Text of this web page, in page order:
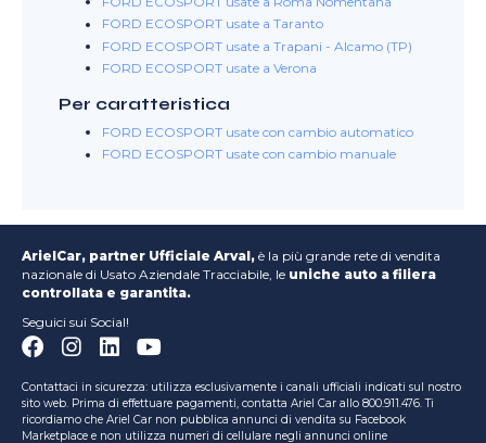
FORD ECOSPORT usate a Taranto
FORD ECOSPORT usate a Trapani - Alcamo (TP)
FORD ECOSPORT usate a Verona
Per caratteristica
FORD ECOSPORT usate con cambio automatico
FORD ECOSPORT usate con cambio manuale
ArielCar, partner Ufficiale Arval, è la più grande rete di vendita
nazionale di Usato Aziendale Tracciabile, le uniche auto a filiera
controllata e garantita.
Seguici sui Social!
Contattaci in sicurezza: utilizza esclusivamente i canali ufficiali indicati sul nostro
sito web. Prima di effettuare pagamenti, contatta Ariel Car allo 800.911.476. Ti
ricordiamo che Ariel Car non pubblica annunci di vendita su Facebook
Marketplace e non utilizza numeri di cellulare negli annunci online